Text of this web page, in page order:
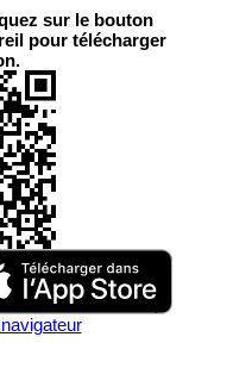
sur le bouton
pour télécharger